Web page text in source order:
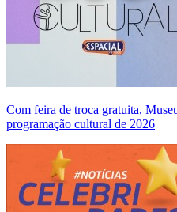
Com feira de troca gratuita,
programação cultural de 2026